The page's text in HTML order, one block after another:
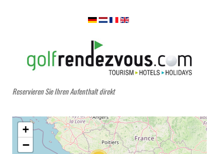
Reservieren Sie Ihren Aufenthalt direkt
+
−